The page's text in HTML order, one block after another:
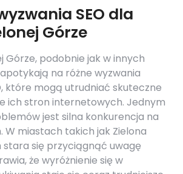
SEO dla
Górze
Górze, podobnie jak w innych
na różne wyzwania
które mogą utrudniać skuteczne
ich stron internetowych. Jednym
jest silna konkurencja na
W miastach takich jak Zielona
stara się przyciągnąć uwagę
że wyróżnienie się w